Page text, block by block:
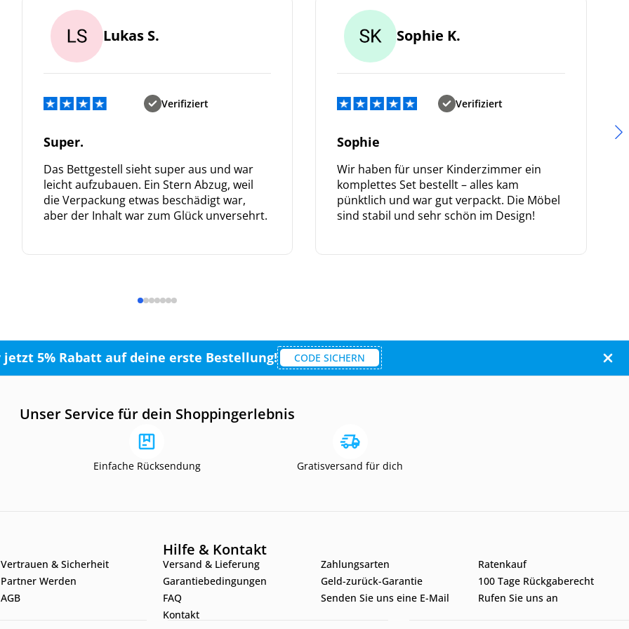
Lukas S.
Verifiziert
Super.
Das Bettgestell sieht super aus und war
leicht aufzubauen. Ein Stern Abzug, weil
die Verpackung etwas beschädigt war,
aber der Inhalt war zum Glück unversehrt.
Sophie K.
Verifiziert
Sophie
Wir haben für unser Kinderzimmer ein
komplettes Set bestellt – alles kam
pünktlich und war gut verpackt. Die Möbel
sind stabil und sehr schön im Design!
jetzt 5% Rabatt auf deine erste Bestellung! CODE SICHERN
Unser Service für dein Shoppingerlebnis
Einfache Rücksendung Gratisversand für dich
Vertrauen & Sicherheit
Partner Werden
AGB
Hilfe & Kontakt
Versand & Lieferung Zahlungsarten
Ratenkauf
Garantiebedingungen
Geld-zurück-Garantie
100 Tage Rückgaberecht
FAQ
Senden Sie uns eine E-Mail
Rufen Sie uns an
Kontakt